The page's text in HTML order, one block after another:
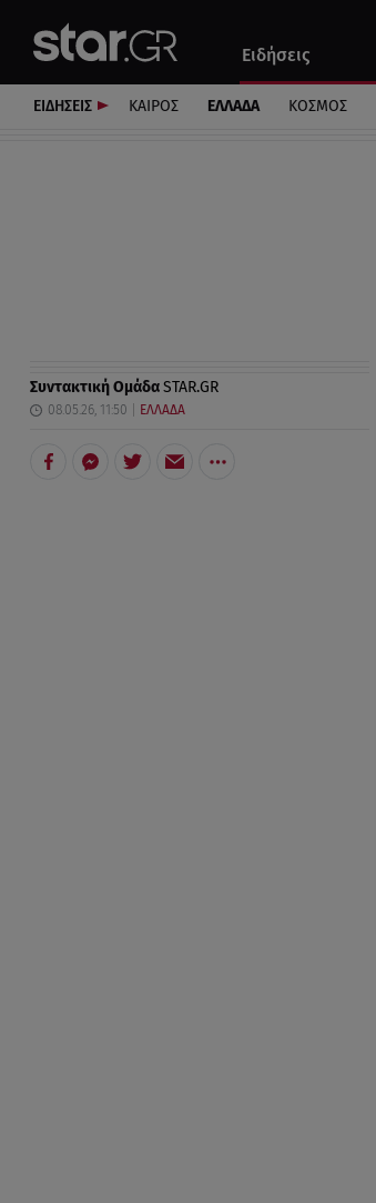
Ειδήσεις
Αυτοκίνητο
ΕΙΔΗΣΕΙΣ ΚΑΙΡΟΣ ΕΛΛΑΔΑ ΚΟΣΜΟΣ
Συντακτική ΟμάδαSTAR.GR
08.05.26, 11:50 ΕΛΛΑΔΑ